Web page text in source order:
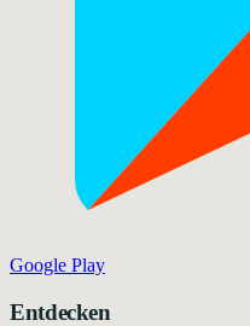
Google Play
Entdecken